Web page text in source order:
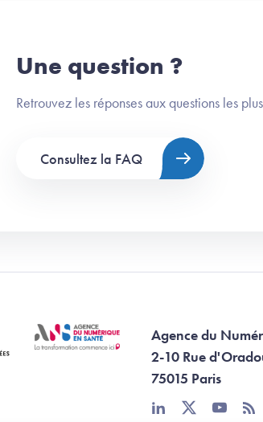
Une question ?
Retrouvez les réponses aux questions les
Consultez la FAQ
Agence du
2-10 Rue
75015 Paris
linkedintwitteryoutube
rss